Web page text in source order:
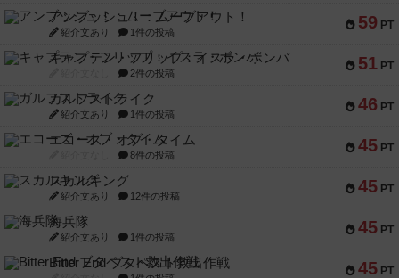
59 PT
アンブッシュ！：ムーブアウト！
紹介文あり 1件の投稿
51 PT
キャプテン・フリップ：イスラ・ボンバ
2件の投稿
46 PT
ガルフストライク
紹介文あり 1件の投稿
45 PT
エコーズ・オブ・タイム
8件の投稿
45 PT
スカルキング
紹介文あり 12件の投稿
45 PT
海兵隊
紹介文あり 1件の投稿
45 PT
Bitter End ブタペスト救出作戦